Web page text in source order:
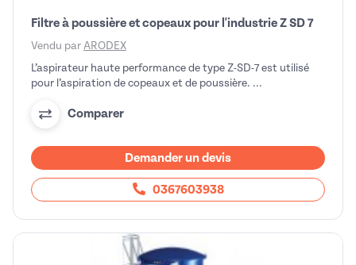
Filtre à poussière et copeaux pour l'industrie Z SD 7
Vendu par ARODEX
L’aspirateur haute performance de type Z-SD-7 est utilisé
pour l’aspiration de copeaux et de poussière. ...
Comparer
Demander un devis
0367603938